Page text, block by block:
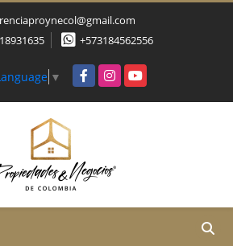
+573184562556
▼ FacebookInstagramYouTube